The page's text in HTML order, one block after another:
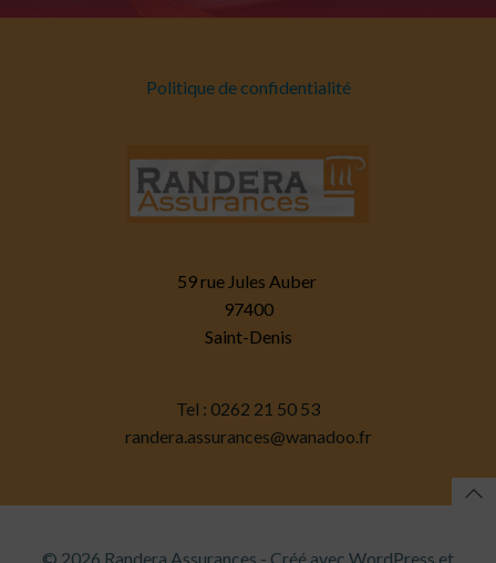
59 rue Jules Auber
97400
Saint-Denis
Tel : 0262 21 50 53
randera.assurances@wanadoo.fr
Politique de confidentialité
© 2026 Randera Assurances - Créé avec WordPress et